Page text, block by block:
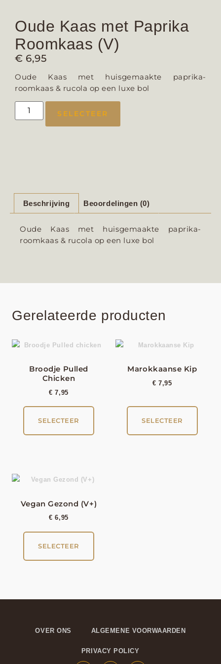
Oude Kaas met Paprika
Roomkaas (V)
€ 6,95
Oude Kaas met huisgemaakte paprika-
roomkaas & rucola op een luxe bol
SELECTEER
Beschrijving Beoordelingen (0)
Oude Kaas met huisgemaakte paprika-
roomkaas & rucola op een luxe bol
Gerelateerde producten
Broodje Pulled
Chicken
€ 7,95
SELECTEER
Marokkaanse Kip
€ 7,95
SELECTEER
Vegan Gezond (V+)
€ 6,95
SELECTEER
OVER ONS ALGEMENE VOORWAARDEN
PRIVACY POLICY